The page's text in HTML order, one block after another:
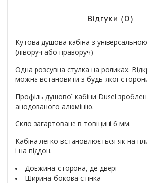
Відгуки (0)
Кутова душова кабіна з
(ліворуч або праворуч)
Одна розсувна стулка на роликах.
можна встановити з будь-якої
Профіль душової кабіни Dusel
анодованого алюмінію.
Скло загартоване в товщині 6 мм.
Кабіна легко встановлюється як на
і на піддон.
Довжина-сторона, де двері
Ширина-бокова стінка